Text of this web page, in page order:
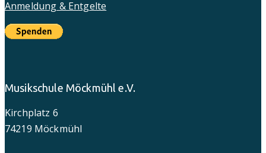
Anmeldung & Entgelte
Musikschule Möckmühl e.V.
Kirchplatz 6
74219 Möckmühl